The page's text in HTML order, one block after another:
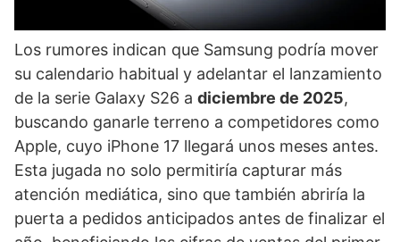
Los rumores indican que Samsung podría mover
su calendario habitual y adelantar el lanzamiento
de la serie Galaxy S26 a diciembre de 2025,
buscando ganarle terreno a competidores como
Apple, cuyo iPhone 17 llegará unos meses antes.
Esta jugada no solo permitiría capturar más
atención mediática, sino que también abriría la
puerta a pedidos anticipados antes de finalizar el